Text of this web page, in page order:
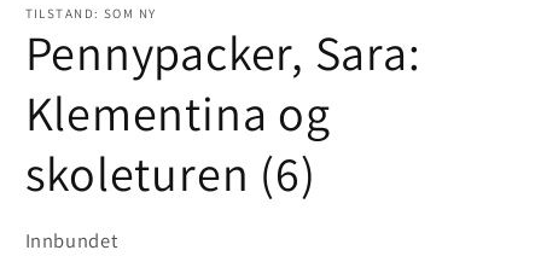
1
modal
TILSTAND: SOM NY
Pennypacker, Sara:
Klementina og
skoleturen (6)
Innbundet